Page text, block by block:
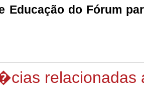
Educação do Fórum
relacionadas